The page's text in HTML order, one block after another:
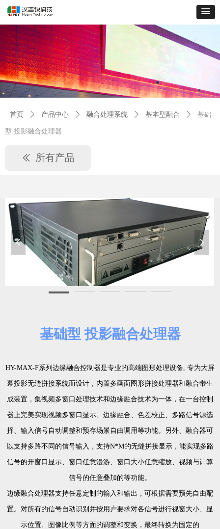
首页 ꄲ 产品中心 ꄲ 融合处理系统 ꄲ 基本型融合 ꄲ 基础
型 投影融合处理器
基础型 投影融合处理器
HY-MAX-F系列边缘融合控制器是专业的高端图形处理设备, 专为大屏
幕投影无缝拼接系统而设计，内置多画面图形拼接处理器和融合带生
成装置，集视频多窗口处理技术和边缘融合技术为一体，在一台控制
器上完美实现视频多窗口显示、边缘融合、色差校正、多路信号源选
择、输入信号自动调整和预存场景自由调用等功能。另外、融合器可
以支持多路不同的信号输入，支持N*M的无缝拼接显示，能实现多路
信号的开窗口显示、窗口任意漫游、窗口大小任意缩放、视频与计算
信号的任意叠加的等功能。
边缘融合处理器支持任意定制的输入和输出，可根据需要预先自由配
置。对所有的信号自动识别并按用户要求对各信号进行视窗大小、显
示位置、图像比例等方面的调整和变换，最终转换为固定的
基础型投影融合处理器-5
넳 넲
ꅃ 所有产品